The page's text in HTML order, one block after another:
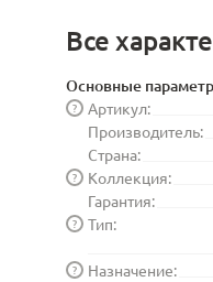
Все
Основные
Артикул:
?
Производитель:
Страна:
Коллекция:
?
Гарантия:
Тип:
?
Назначение:
?